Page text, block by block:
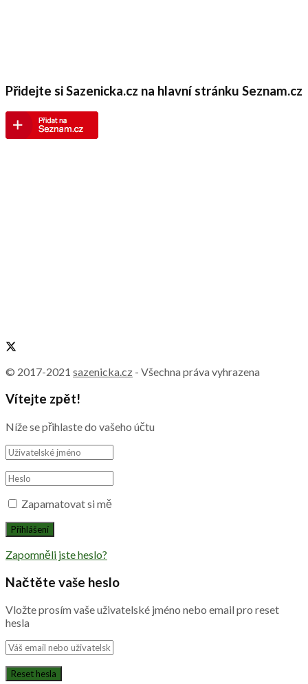
Přidejte si Sazenicka.cz na hlavní stránku Seznam.cz
© 2017-2021 sazenicka.cz - Všechna práva vyhrazena
Vítejte zpět!
Níže se přihlaste do vašeho účtu
Zapamatovat si mě
Zapomněli jste heslo?
Načtěte vaše heslo
Vložte prosím vaše uživatelské jméno nebo email pro reset
hesla